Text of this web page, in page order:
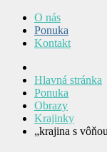
O nás
Ponuka
Kontakt
Hlavná stránka
Ponuka
Obrazy
Krajinky
„krajina s